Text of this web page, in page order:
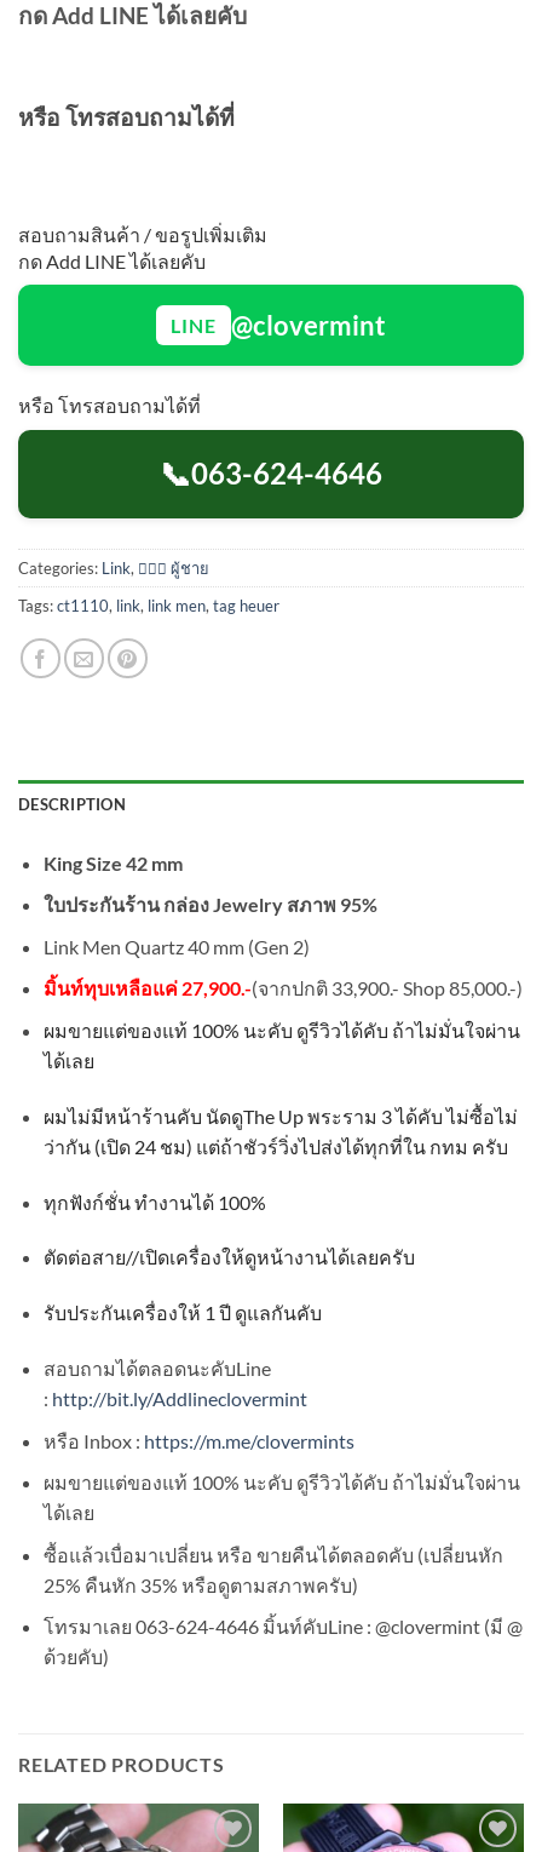
กด Add LINE ได้เลยคับ
หรือ โทรสอบถามได้ที่
สอบถามสินค้า / ขอรูปเพิ่มเติม
กด Add LINE ได้เลยคับ
LINE @clovermint
หรือ โทรสอบถามได้ที่
📞063-624-4646
Categories: Link, 🙋🏻‍♂️ ผู้ชาย
Tags:ct1110, link, link men, tag heuer
DESCRIPTION
King Size 42 mm
ใบประกันร้าน กล่อง Jewelry สภาพ 95%
Link Men Quartz 40 mm (Gen 2)
มิ้นท์ทุบเหลือแค่ 27,900.-(จากปกติ 33,900.- Shop 85,000.-)
ผมขายแต่ของแท้100% นะคับ ดูรีวิวได้คับ ถ้าไม่มั่นใจผ่าน
ได้เลย
ผมไม่มีหน้าร้านคับ นัดดูThe Upพระราม 3ได้คับ ไม่ซื้อไม่
ว่ากัน(เปิด24 ชม) แต่ถ้าชัวร์วิ่งไปส่งได้ทุกที่ใน กทม ครับ
ทุกฟังก์ชั่น ทำงานได้100%
ตัดต่อสาย//เปิดเครื่องให้ดูหน้างานได้เลยครับ
รับประกันเครื่องให้1 ปี ดูแลกันคับ
สอบถามได้ตลอดนะคับLine
: http://bit.ly/Addlineclovermint
หรือ Inbox : https://m.me/clovermints
ผมขายแต่ของแท้ 100% นะคับ ดูรีวิวได้คับ ถ้าไม่มั่นใจผ่าน
ได้เลย
ซื้อแล้วเบื่อมาเปลี่ยน หรือ ขายคืนได้ตลอดคับ (เปลี่ยนหัก
25% คืนหัก 35% หรือดูตามสภาพครับ)
โทรมาเลย 063-624-4646 มิ้นท์คับLine : @clovermint (มี @
ด้วยคับ)
RELATED PRODUCTS